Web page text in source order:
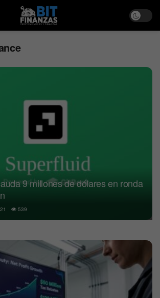
9 millones de dólares en ronda
539